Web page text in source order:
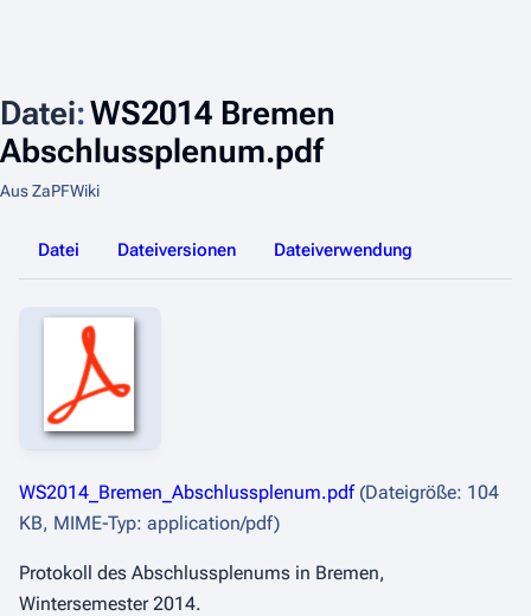
Datei:WS2014 Bremen
Abschlussplenum.pdf
Aus ZaPFWiki
Datei Dateiversionen Dateiverwendung
WS2014_Bremen_Abschlussplenum.pdf (Dateigröße: 104
KB, MIME-Typ: application/pdf)
Protokoll des Abschlussplenums in Bremen,
Wintersemester 2014.